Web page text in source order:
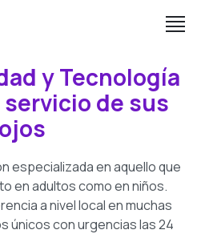
y Tecnología
servicio de sus
ojos
especializada en aquello que
en adultos como en niños.
a nivel local en muchas
únicos con urgencias las 24